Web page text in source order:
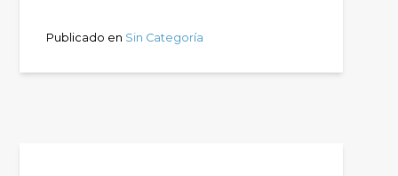
Publicado en Sin Categoría